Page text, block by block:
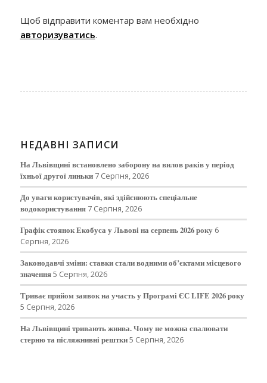
Щоб відправити коментар вам необхідно
авторизуватись.
НЕДАВНІ ЗАПИСИ
На Львівщині встановлено заборону на вилов раків у період
їхньої другої линьки 7 Серпня, 2026
До уваги користувачів, які здійснюють спеціальне
водокористування 7 Серпня, 2026
Графік стоянок Екобуса у Львові на серпень 2026 року 6
Серпня, 2026
Законодавчі зміни: ставки стали водними об’єктами місцевого
значення5 Серпня, 2026
Триває прийом заявок на участь у Програмі ЄС LIFE 2026 року
5 Серпня, 2026
На Львівщині тривають жнива. Чому не можна спалювати
стерню та післяжнивні рештки5 Серпня, 2026